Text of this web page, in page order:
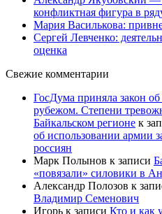
конфликтная фигура в
Мария Василькова:
Сергей Левченко:
оценка
Свежие комментарии
ГосДума приняла закон
рубежом. Степени
Байкальском регионе к
об использовании армии
россиян
Марк Полынов к записи
«повязали» силовики в
Александр Полозов к
Владимир Семенович
Игорь к записи Кто и как